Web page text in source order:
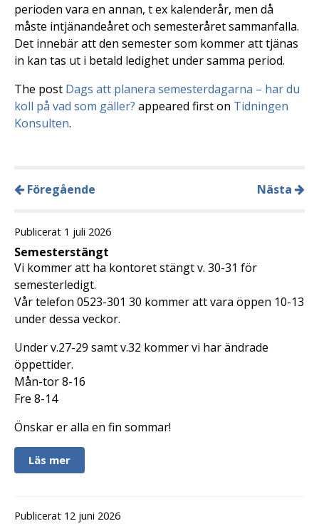
perioden vara en annan, t ex kalenderår, men då
måste intjänandeåret och semesteråret sammanfalla.
Det innebär att den semester som kommer att tjänas
in kan tas ut i betald ledighet under samma period.
The post Dags att planera semesterdagarna – har du
koll på vad som gäller? appeared first on Tidningen
Konsulten.
Föregående Nästa
Publicerat 1 juli 2026
Semesterstängt
Vi kommer att ha kontoret stängt v. 30-31 för
semesterledigt.
Vår telefon 0523-301 30 kommer att vara öppen 10-13
under dessa veckor.
Under v.27-29 samt v.32 kommer vi har ändrade
öppettider.
Mån-tor 8-16
Fre 8-14
Önskar er alla en fin sommar!
Läs mer
Publicerat 12 juni 2026